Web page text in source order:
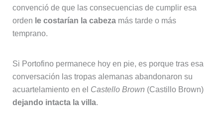
convenció de que las consecuencias de cumplir esa
orden le costarían la cabezamás tarde o más
temprano.
Si Portofino permanece hoy en pie, es porque tras esa
conversación las tropas alemanas abandonaron su
acuartelamiento en el Castello Brown (Castillo Brown)
dejando intacta la villa.